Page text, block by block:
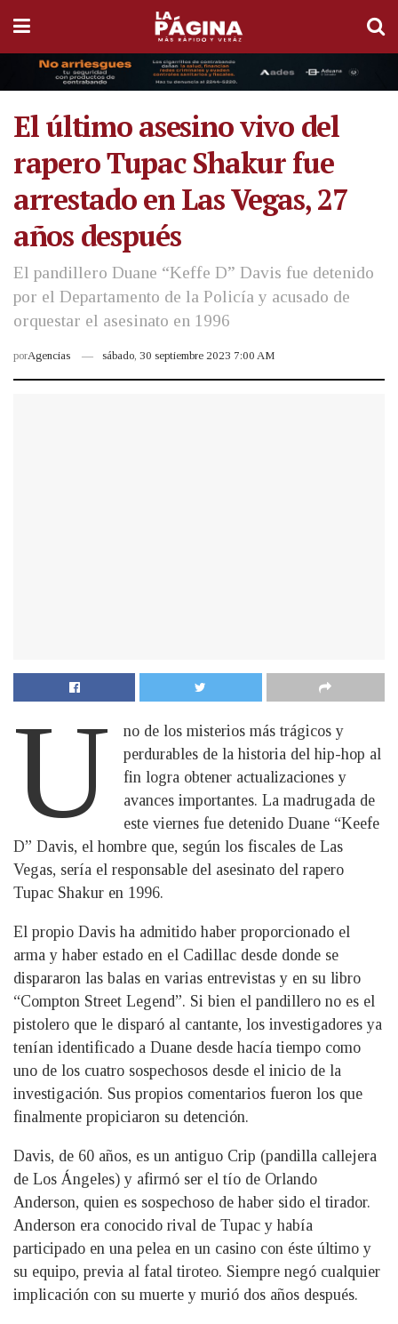
El último asesino vivo del
rapero Tupac Shakur fue
arrestado en Las Vegas, 27
años después
El pandillero Duane “Keffe D” Davis fue detenido
por el Departamento de la Policía y acusado de
orquestar el asesinato en 1996
porAgencias sábado, 30 septiembre 2023 7:00 AM
U
no de los misterios más trágicos y
perdurables de la historia del hip-hop al
fin logra obtener actualizaciones y
avances importantes. La madrugada de
este viernes fue detenido Duane “Keefe
D” Davis, el hombre que, según los fiscales de Las
Vegas, sería el responsable del asesinato del rapero
Tupac Shakur en 1996.
El propio Davis ha admitido haber proporcionado el
arma y haber estado en el Cadillac desde donde se
dispararon las balas en varias entrevistas y en su libro
“Compton Street Legend”. Si bien el pandillero no es el
pistolero que le disparó al cantante, los investigadores ya
tenían identificado a Duane desde hacía tiempo como
uno de los cuatro sospechosos desde el inicio de la
investigación. Sus propios comentarios fueron los que
finalmente propiciaron su detención.
Davis, de 60 años, es un antiguo Crip (pandilla callejera
de Los Ángeles) y afirmó ser el tío de Orlando
Anderson, quien es sospechoso de haber sido el tirador.
Anderson era conocido rival de Tupac y había
participado en una pelea en un casino con éste último y
su equipo, previa al fatal tiroteo. Siempre negó cualquier
implicación con su muerte y murió dos años después.